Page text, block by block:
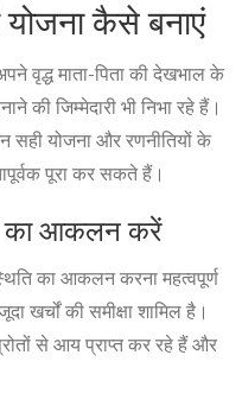
योजना कैसे बनाएं
वृद्ध माता-पिता की देखभाल के
की जिम्मेदारी भी निभा रहे हैं।
सही योजना और रणनीतियों के
पूरा कर सकते हैं।
का आकलन करें
का आकलन करना महत्वपूर्ण
की समीक्षा शामिल है।
से आय प्राप्त कर रहे हैं और